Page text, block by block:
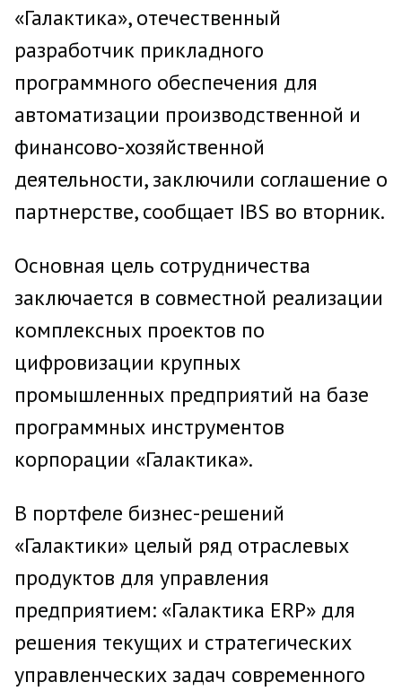
«Галактика», отечественный
разработчик прикладного
программного обеспечения для
автоматизации производственной и
финансово-хозяйственной
деятельности, заключили соглашение о
партнерстве, сообщает IBS во вторник.
Основная цель сотрудничества
заключается в совместной реализации
комплексных проектов по
цифровизации крупных
промышленных предприятий на базе
программных инструментов
корпорации «Галактика».
В портфеле бизнес-решений
«Галактики» целый ряд отраслевых
продуктов для управления
предприятием: «Галактика ERP» для
решения текущих и стратегических
управленческих задач современного